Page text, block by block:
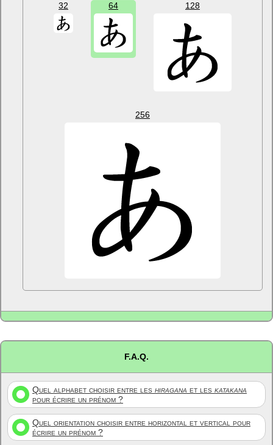
32 64 128
256
F.A.Q.
Quel alphabet choisir entre les hiragana et les katakana
pour écrire un prénom ?
Quel orientation choisir entre horizontal et vertical pour
écrire un prénom ?